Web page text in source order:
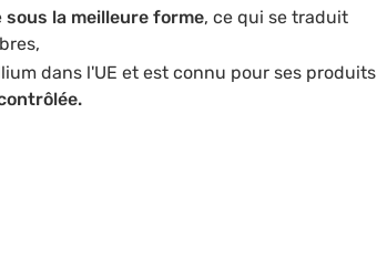
sous la meilleure forme, ce qui se traduit
dans l'UE et est connu pour ses produits